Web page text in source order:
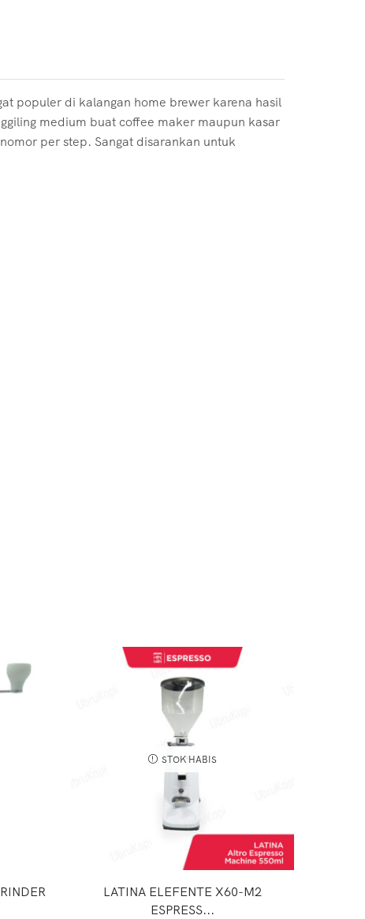
populer di kalangan home brewer karena hasil
medium buat coffee maker maupun kasar
per step. Sangat disarankan untuk
STOK HABIS
LATINA ELEFENTE X60-M2
ESPRESS...